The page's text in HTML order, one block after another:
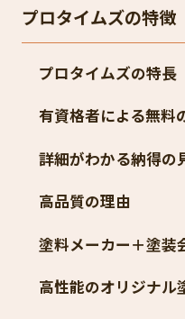
プロタイムズの特徴
プロタイムズの特長
有資格者による無料
詳細がわかる納得の
高品質の理由
塗料メーカー＋塗装
高性能のオリジナル